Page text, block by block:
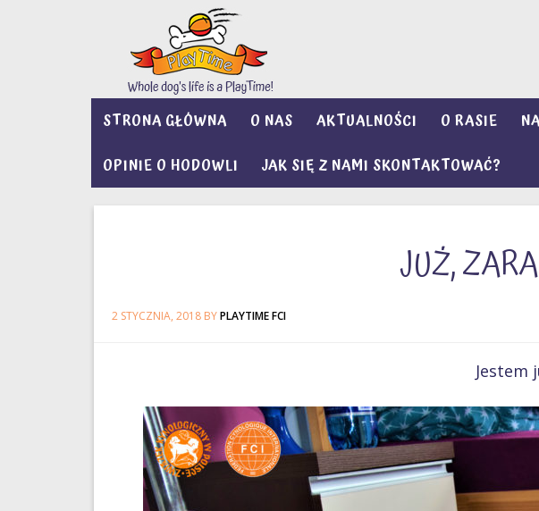
STRONA GŁÓWNA O NAS AKTUALNOŚCI O RASIE
OPINIE O HODOWLI
JAK SIĘ Z NAMI SKONTAKTOWAĆ?
JUŻ,
2 STYCZNIA, 2018 BYPLAYTIME FCI
Jestem